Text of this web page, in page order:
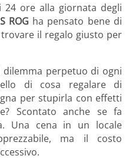
ore alla giornata degli
ROG ha pensato bene di
il regalo giusto per
dilemma perpetuo di ogni
di cosa regalare di
per stupirla con effetti
Scontato anche se fa
Una cena in un locale
ma il costo